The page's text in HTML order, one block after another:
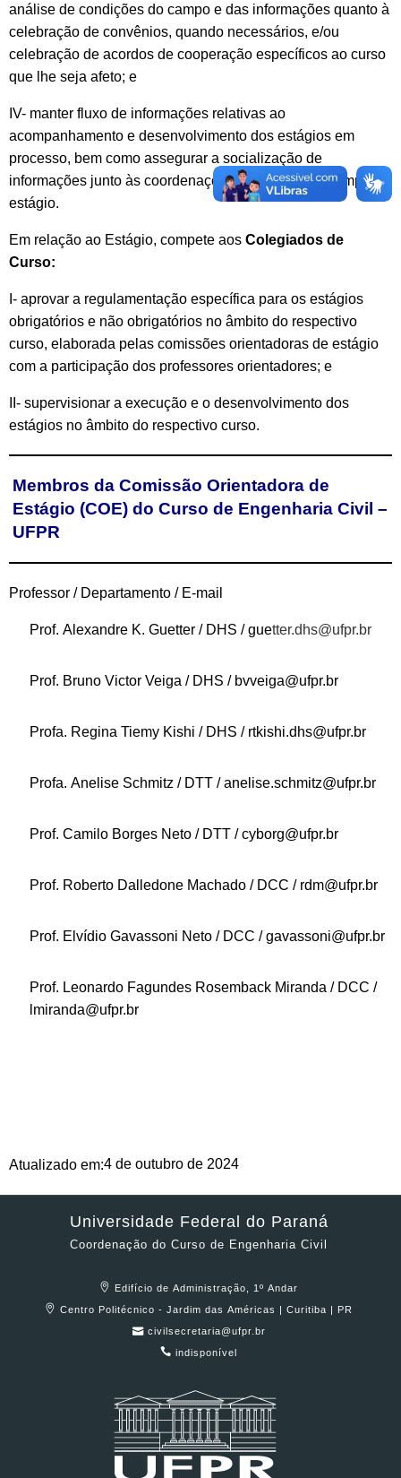
análise de condições do campo e das informações quanto à
celebração de convênios, quando necessários, e/ou
celebração de acordos de cooperação específicos ao curso
que lhe seja afeto; e
IV- manter fluxo de informações relativas ao
acompanhamento e desenvolvimento dos estágios em
processo, bem como assegurar a socialização de
informações junto às coordenações de curso e ao campo de
estágio.
Em relação ao Estágio, compete aos Colegiados de
Curso:
I- aprovar a regulamentação específica para os estágios
obrigatórios e não obrigatórios no âmbito do respectivo
curso, elaborada pelas comissões orientadoras de estágio
com a participação dos professores orientadores; e
II- supervisionar a execução e o desenvolvimento dos
estágios no âmbito do respectivo curso.
Membros da Comissão Orientadora de
Estágio (COE) do Curso de Engenharia Civil –
UFPR
Professor / Departamento / E-mail
Prof. Alexandre K. Guetter / DHS / guetter.dhs@ufpr.br
Prof. Bruno Victor Veiga / DHS / bvveiga@ufpr.br
Profa. Regina Tiemy Kishi / DHS / rtkishi.dhs@ufpr.br
Profa. Anelise Schmitz / DTT / anelise.schmitz@ufpr.br
Prof. Camilo Borges Neto / DTT / cyborg@ufpr.br
Prof. Roberto Dalledone Machado / DCC / rdm@ufpr.br
Prof. Elvídio Gavassoni Neto / DCC / gavassoni@ufpr.br
Prof. Leonardo Fagundes Rosemback Miranda / DCC /
lmiranda@ufpr.br
Atualizado em:4 de outubro de 2024
Universidade Federal do Paraná
Coordenação do Curso de Engenharia Civil
Edifício de Administração, 1º Andar
Centro Politécnico - Jardim das Américas | Curitiba | PR
civilsecretaria@ufpr.br
indisponível